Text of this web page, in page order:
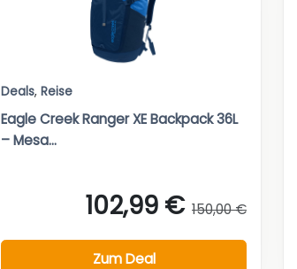
Deals, Reise
Eagle Creek Ranger XE Backpack 36L
– Mesa...
102,99 € 150,00 €
Zum Deal